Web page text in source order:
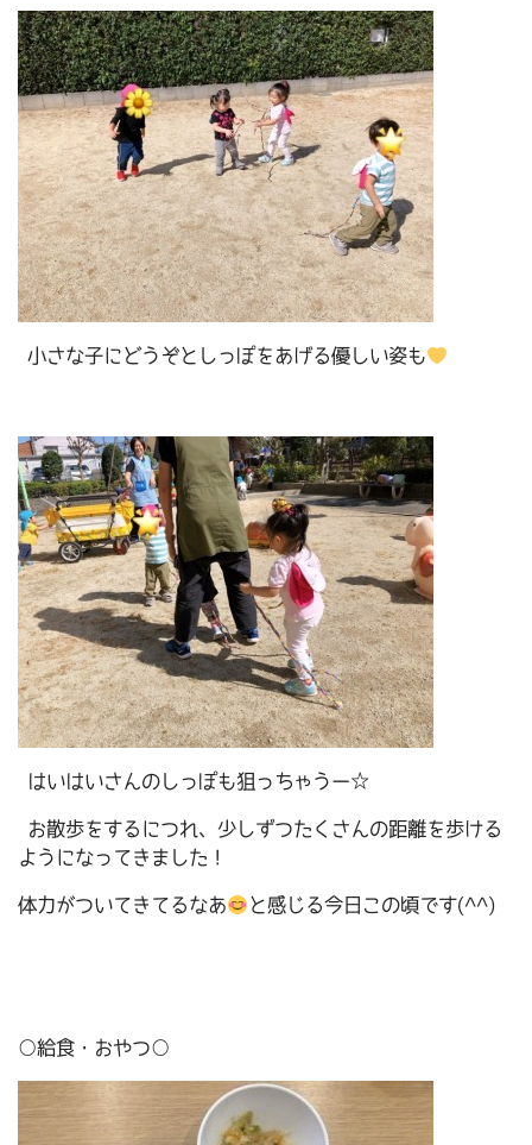
小さな子にどうぞとしっぽをあげる優しい姿も
はいはいさんのしっぽも狙っちゃうー☆
お散歩をするにつれ、少しずつたくさんの距離を歩ける
ようになってきました！
体力がついてきてるなあ と感じる今日この頃です(^^)
○給食・おやつ○